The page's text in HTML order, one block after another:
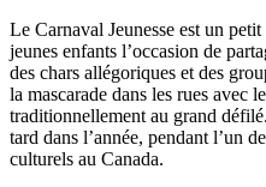
Le Carnaval Jeunesse est un
jeunes enfants l’occasion de
des chars allégoriques et des
la mascarade dans les rues avec
traditionnellement au grand
tard dans l’année, pendant l’un
culturels au Canada.